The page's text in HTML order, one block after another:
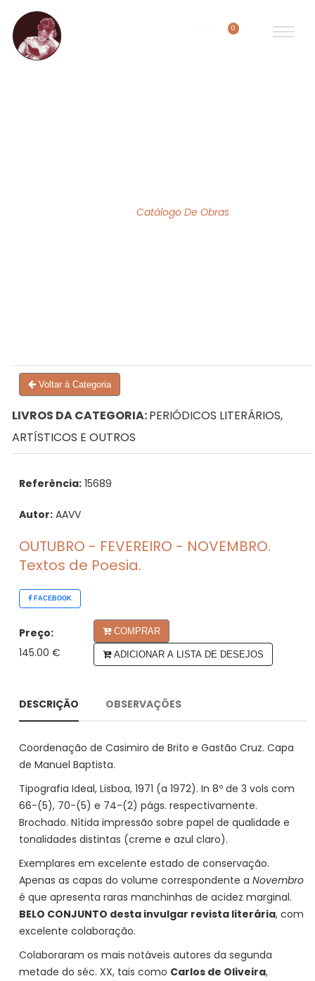
0
Catálogo De Obras
Voltar à Categoria
LIVROS DA CATEGORIA:PERIÓDICOS LITERÁRIOS,
ARTÍSTICOS E OUTROS
Referência: 15689
Autor: AAVV
OUTUBRO - FEVEREIRO - NOVEMBRO.
Textos de Poesia.
FACEBOOK
Preço:
145.00 €
COMPRAR
ADICIONAR A LISTA DE DESEJOS
DESCRIÇÃO OBSERVAÇÕES
Coordenação de Casimiro de Brito e Gastão Cruz. Capa
de Manuel Baptista.
Tipografia Ideal, Lisboa, 1971 (a 1972). In 8º de 3 vols com
66-(5), 70-(5) e 74-(2) págs. respectivamente.
Brochado. Nítida impressão sobre papel de qualidade e
tonalidades distintas (creme e azul claro).
Exemplares em excelente estado de conservação.
Apenas as capas do volume correspondente a Novembro
é que apresenta raras manchinhas de acidez marginal.
BELO CONJUNTO desta invulgar revista literária, com
excelente colaboração.
Colaboraram os mais notáveis autores da segunda
metade do séc. XX, tais como Carlos de Oliveira,